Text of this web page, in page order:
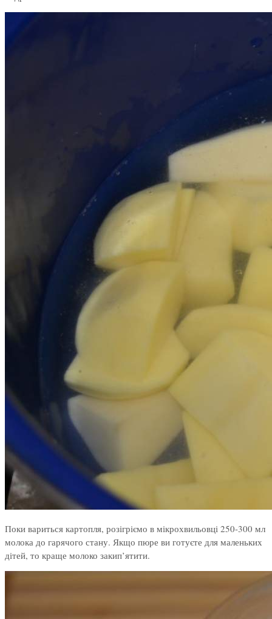
Поки вариться картопля, розігріємо в мікрохвильовці 250-300 мл
молока до гарячого стану. Якщо пюре ви готуєте для маленьких
дітей, то краще молоко закип’ятити.